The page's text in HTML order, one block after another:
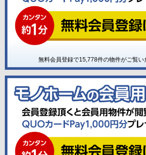
無料会員登録で15,778件の物件がご覧い